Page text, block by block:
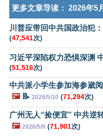
更多文章导读： 2026年5
川普应带回中共国政治犯
(47,541次)
习近平深陷权力恐惧深渊
(51,516次)
中共派小学生参加海参崴
🖼️📝 2026/5/10 (71,294次)
广州无人“捡便宜” 中共逆
🖼️ 2026/5/9 (71,901次)